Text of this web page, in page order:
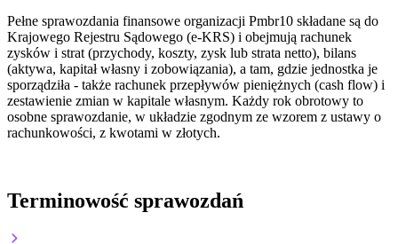
Pełne sprawozdania finansowe organizacji Pmbr10 składane są do
Krajowego Rejestru Sądowego (e-KRS) i obejmują rachunek
zysków i strat (przychody, koszty, zysk lub strata netto), bilans
(aktywa, kapitał własny i zobowiązania), a tam, gdzie jednostka je
sporządziła - także rachunek przepływów pieniężnych (cash flow) i
zestawienie zmian w kapitale własnym. Każdy rok obrotowy to
osobne sprawozdanie, w układzie zgodnym ze wzorem z ustawy o
rachunkowości, z kwotami w złotych.
Terminowość sprawozdań